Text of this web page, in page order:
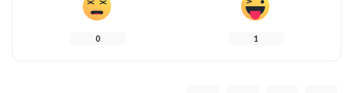
0 1